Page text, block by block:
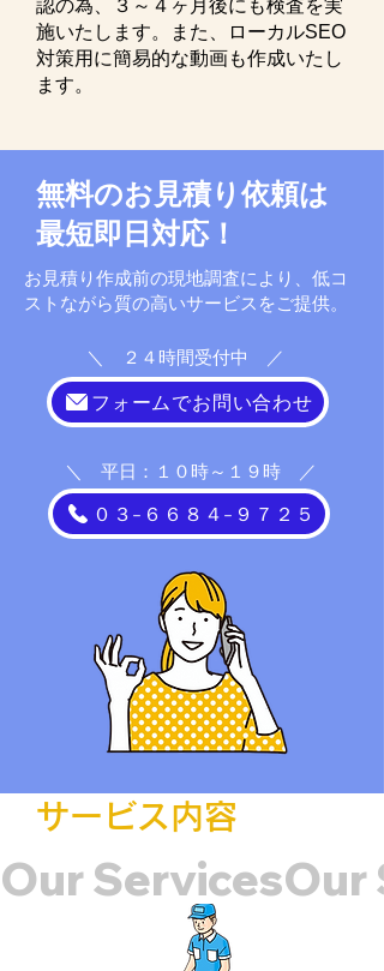
認の為、３～４ヶ月後にも検査を実
施いたします。また、ローカルSEO
対策用に簡易的な動画も作成いたし
ます。
​無料のお見積り依頼は
最短即日対応！
​お見積り作成前の現地調査により、低コ
ストながら質の高いサービスをご提供。
​＼ ２４時間受付中 ／
フォームでお問い合わせ
​＼ 平日：１０時～１９時 ／
０３-６６８４-９７２５
​サービス内容
Our Services